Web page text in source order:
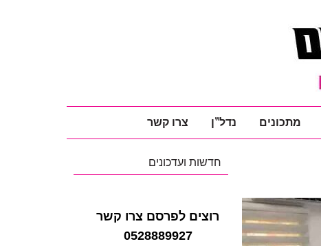
מתכונים נדל"ן צרו קשר
חדשות ועדכונים
רוצים לפרסם צרו קשר
0528889927